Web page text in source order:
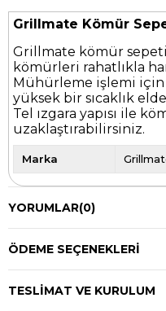
Grillmate Kömür
Grillmate kömür
kömürleri rahatlıkla
Mühürleme işlemi
yüksek bir sıcaklık
Tel ızgara yapısı ile
uzaklaştırabilirsiniz.
Marka
YORUMLAR(0)
ÖDEME SEÇENEKLERI
TESLIMAT VE KURULUM